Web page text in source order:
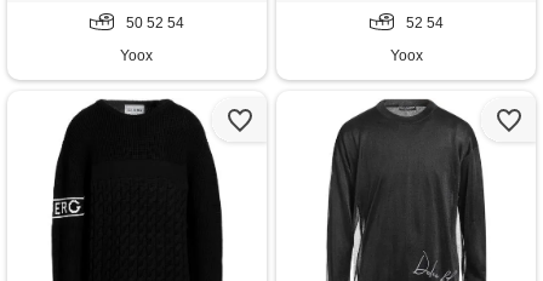
50 52 54
Yoox
52 54
Yoox